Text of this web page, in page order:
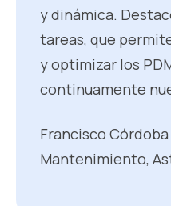
y dinámica.
tareas, que
y optimizar los
continuamente
Francisco
Mantenimiento,